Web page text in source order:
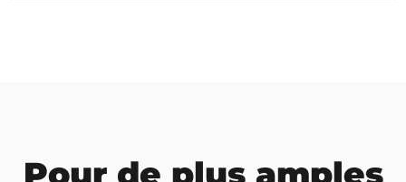
Pour de plus amples